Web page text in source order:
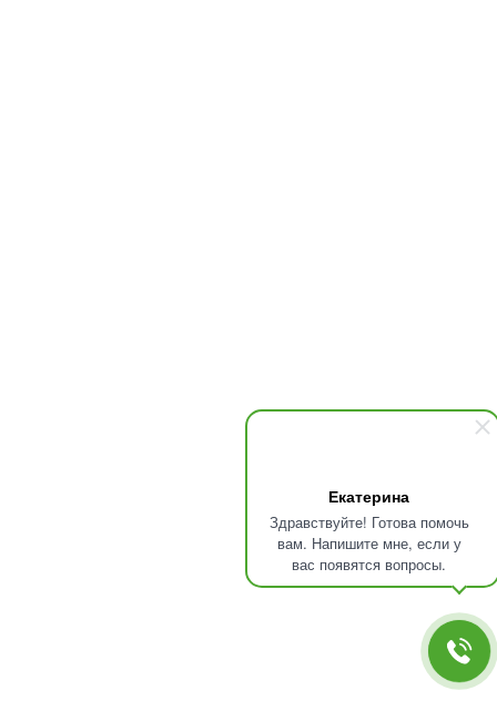
Екатерина
Здравствуйте! Готова помочь
вам. Напишите мне, если у
вас появятся вопросы.